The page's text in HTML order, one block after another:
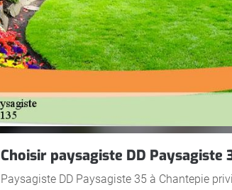
Choisir paysagiste DD Paysagiste
Paysagiste DD Paysagiste 35 à Chantepie